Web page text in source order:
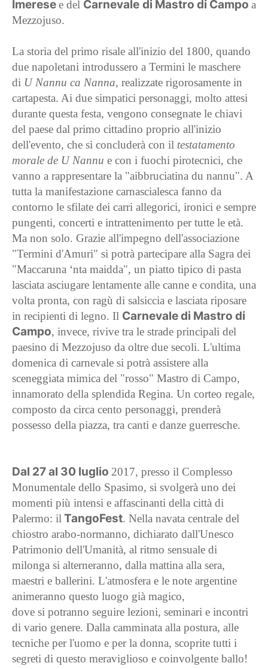
Imeresee del Carnevale di Mastro di Campo a
Mezzojuso.
La storia del primo risale all'inizio del 1800, quando
due napoletani introdussero a Termini le maschere
di U Nannu ca Nanna, realizzate rigorosamente in
cartapesta. Ai due simpatici personaggi, molto attesi
durante questa festa, vengono consegnate le chiavi
del paese dal primo cittadino proprio all'inizio
dell'evento, che si concluderà con il testatamento
morale de U Nannu e con i fuochi pirotecnici, che
vanno a rappresentare la "aibbruciatina du nannu". A
tutta la manifestazione carnascialesca fanno da
contorno le sfilate dei carri allegorici, ironici e sempre
pungenti, concerti e intrattenimento per tutte le età.
Ma non solo. Grazie all'impegno dell'associazione
"Termini d'Amuri" si potrà partecipare alla Sagra dei
"Maccaruna ‘nta maidda", un piatto tipico di pasta
lasciata asciugare lentamente alle canne e condita, una
volta pronta, con ragù di salsiccia e lasciata riposare
in recipienti di legno. Il Carnevale di Mastro di
Campo, invece, rivive tra le strade principali del
paesino di Mezzojuso da oltre due secoli. L'ultima
domenica di carnevale si potrà assistere alla
sceneggiata mimica del "rosso" Mastro di Campo,
innamorato della splendida Regina. Un corteo regale,
composto da circa cento personaggi, prenderà
possesso della piazza, tra canti e danze guerresche.
Dal 27 al 30 luglio 2017, presso il Complesso
Monumentale dello Spasimo, si svolgerà uno dei
momenti più intensi e affascinanti della città di
Palermo: ilTangoFest. Nella navata centrale del
chiostro arabo-normanno, dichiarato dall'Unesco
Patrimonio dell'Umanità, al ritmo sensuale di
milonga si alterneranno, dalla mattina alla sera,
maestri e ballerini. L'atmosfera e le note argentine
animeranno questo luogo già magico,
dove si potranno seguire lezioni, seminari e incontri
di vario genere. Dalla camminata alla postura, alle
tecniche per l'uomo e per la donna, scoprite tutti i
segreti di questo meraviglioso e coinvolgente ballo!